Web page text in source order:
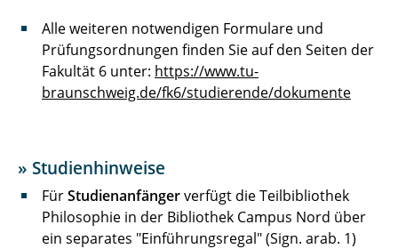
Alle weiteren notwendigen Formulare und
Prüfungsordnungen finden Sie auf den Seiten der
Fakultät 6 unter: https://www.tu-
braunschweig.de/fk6/studierende/dokumente
» Studienhinweise
FürStudienanfängerverfügt die Teilbibliothek
Philosophie in der Bibliothek Campus Nord über
ein separates "Einführungsregal" (Sign. arab. 1)